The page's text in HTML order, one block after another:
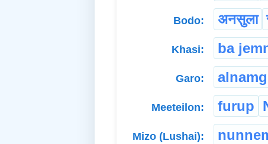
Bodo: अनसुला
Khasi: ba
Garo:
Meeteilon: furup
Mizo (Lushai):